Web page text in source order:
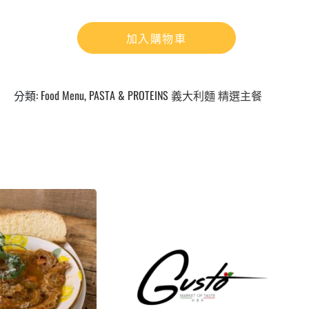
加入購物車
分類: Food Menu, PASTA & PROTEINS 義大利麵 精選主餐